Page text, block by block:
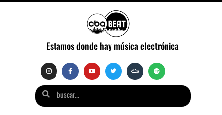
Estamos donde hay música electrónica